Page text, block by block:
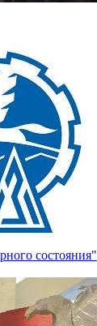
состояния"